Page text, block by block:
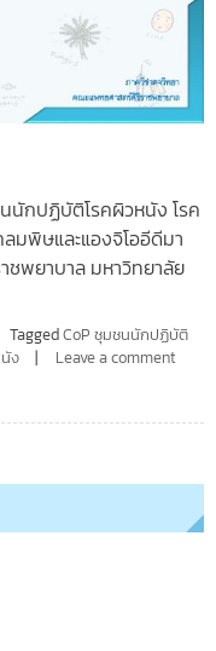
นักปฏิบัติโรคผิวหนัง โรค
มพิษและแองจิโออีดีมา
พยาบาล มหาวิทยาลัย
TaggedCoP ชุมชนนักปฏิบัติ
ง Leave a comment